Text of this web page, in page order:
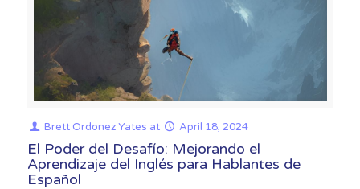
Brett Ordonez Yates at April 18, 2024
El Poder del Desafío: Mejorando el
Aprendizaje del Inglés para Hablantes de
Español